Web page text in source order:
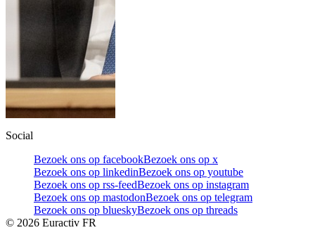
Social
Bezoek ons op facebookBezoek ons op x
Bezoek ons op linkedinBezoek ons op youtube
Bezoek ons op rss-feedBezoek ons op instagram
Bezoek ons op mastodonBezoek ons op telegram
Bezoek ons op blueskyBezoek ons op threads
© 2026 Euractiv FR